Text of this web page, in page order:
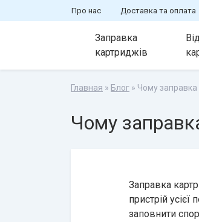
Про нас Доставка та оплата
Заправка
картриджів
Главная » Блог » Чому заправка
Чому
Заправка
пристрій
заповнити